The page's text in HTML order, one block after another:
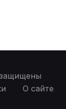
О сайте